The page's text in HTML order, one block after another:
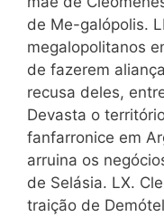
de Me-galópolis.
megalopolitanos
de fazerem
recusa deles,
Devasta o
fanfarronice em
arruina os
de Selásia. LX.
traição de